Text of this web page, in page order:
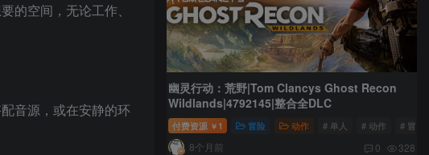
的空间，无论工作、
音源，或在安静的环
幽灵行动：荒野|Tom Clancys Ghost Recon
Wildlands|4792145|整合全DLC
付费资源 ￥ 1 冒险 动作 # 单人 # 动作 # 冒险
8个月前 0 328